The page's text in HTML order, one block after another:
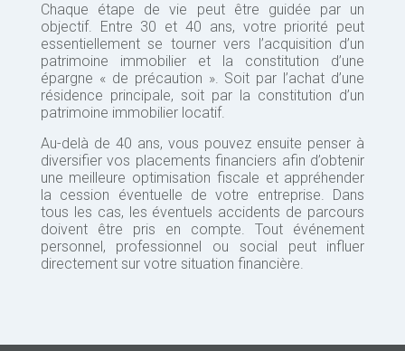
Chaque étape de vie peut être guidée par un
objectif. Entre 30 et 40 ans, votre priorité peut
essentiellement se tourner vers l’acquisition d’un
patrimoine immobilier et la constitution d’une
épargne « de précaution ». Soit par l’achat d’une
résidence principale, soit par la constitution d’un
patrimoine immobilier locatif.
Au-delà de 40 ans, vous pouvez ensuite penser à
diversifier vos placements financiers afin d’obtenir
une meilleure optimisation fiscale et appréhender
la cession éventuelle de votre entreprise. Dans
tous les cas, les éventuels accidents de parcours
doivent être pris en compte. Tout événement
personnel, professionnel ou social peut influer
directement sur votre situation financière.